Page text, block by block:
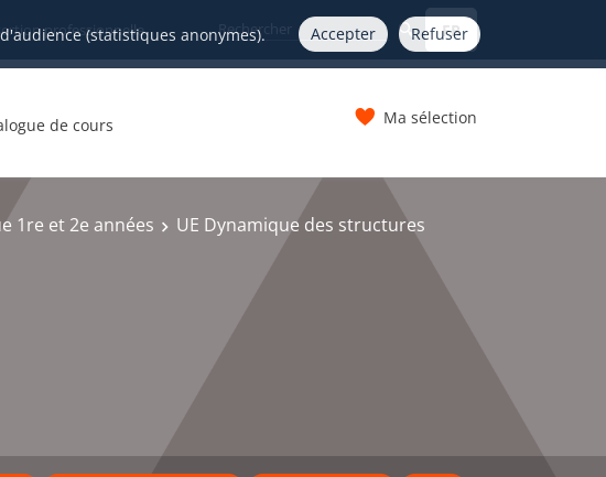
(statistiques anonymes). Accepter Refuser
professionnelle FR
de cours Ma sélection
1re et 2e années UE Dynamique des structures